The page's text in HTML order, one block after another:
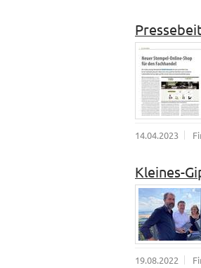
14.04.2023
Kleines-
19.08.2022